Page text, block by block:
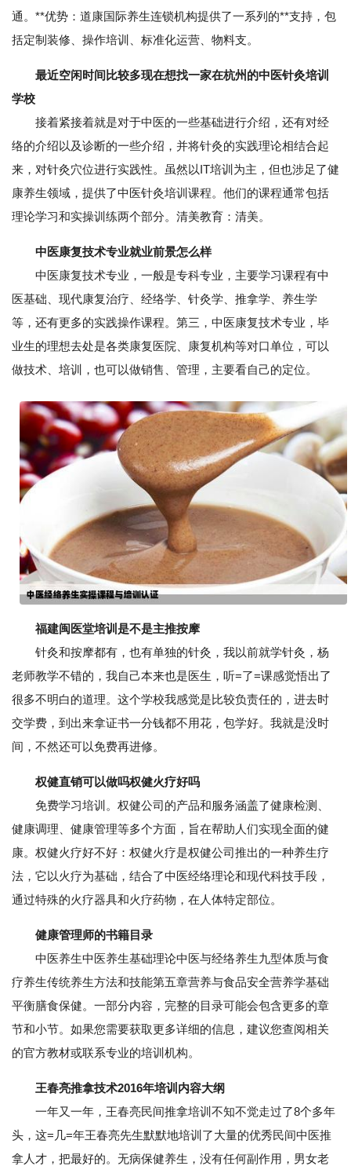
通。**优势：道康国际养生连锁机构提供了一系列的**支持，包
括定制装修、操作培训、标准化运营、物料支。
最近空闲时间比较多现在想找一家在杭州的中医针灸培训
学校
接着紧接着就是对于中医的一些基础进行介绍，还有对经
络的介绍以及诊断的一些介绍，并将针灸的实践理论相结合起
来，对针灸穴位进行实践性。虽然以IT培训为主，但也涉足了健
康养生领域，提供了中医针灸培训课程。他们的课程通常包括
理论学习和实操训练两个部分。清美教育：清美。
中医康复技术专业就业前景怎么样
中医康复技术专业，一般是专科专业，主要学习课程有中
医基础、现代康复治疗、经络学、针灸学、推拿学、养生学
等，还有更多的实践操作课程。第三，中医康复技术专业，毕
业生的理想去处是各类康复医院、康复机构等对口单位，可以
做技术、培训，也可以做销售、管理，主要看自己的定位。
福建闽医堂培训是不是主推按摩
针灸和按摩都有，也有单独的针灸，我以前就学针灸，杨
老师教学不错的，我自己本来也是医生，听=了=课感觉悟出了
很多不明白的道理。这个学校我感觉是比较负责任的，进去时
交学费，到出来拿证书一分钱都不用花，包学好。我就是没时
间，不然还可以免费再进修。
权健直销可以做吗权健火疗好吗
免费学习培训。权健公司的产品和服务涵盖了健康检测、
健康调理、健康管理等多个方面，旨在帮助人们实现全面的健
康。权健火疗好不好：权健火疗是权健公司推出的一种养生疗
法，它以火疗为基础，结合了中医经络理论和现代科技手段，
通过特殊的火疗器具和火疗药物，在人体特定部位。
健康管理师的书籍目录
中医养生中医养生基础理论中医与经络养生九型体质与食
疗养生传统养生方法和技能第五章营养与食品安全营养学基础
平衡膳食保健。一部分内容，完整的目录可能会包含更多的章
节和小节。如果您需要获取更多详细的信息，建议您查阅相关
的官方教材或联系专业的培训机构。
王春亮推拿技术2016年培训内容大纲
一年又一年，王春亮民间推拿培训不知不觉走过了8个多年
头，这=几=年王春亮先生默默地培训了大量的优秀民间中医推
拿人才，把最好的。无病保健养生，没有任何副作用，男女老